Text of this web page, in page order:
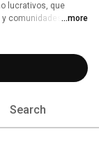
lucrativos, que
y comunidades de ...more
Search